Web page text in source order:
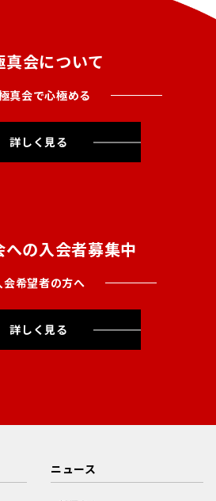
真会について
真会で心極める
詳しく見る
への入会者募集中
会希望者の方へ
詳しく見る
ニュース